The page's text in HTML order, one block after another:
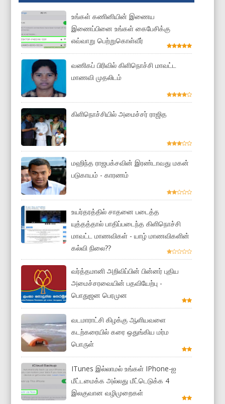
உங்கள் கணினியின் இணைய
இணைப்பினை உங்கள் கைபேசிக்கு
எவ்வாறு பெற்றுகொள்வீர்
வணிகப் பிரிவில் கிளிநொச்சி மாவட்ட
மாணவி முதலிடம்
கிளிநொச்சியில் அமைச்சர் ராஜித
மஹிந்த ராஜபக்சவின் இரண்டாவது மகன்
படுகாயம் - காரணம்
உயர்தரத்தில் சாதனை படைத்த
யுத்தத்தால் பாதிப்படைந்த கிளிநொச்சி
மாவட்ட மாணவிகள் - யாழ் மாணவிகளின்
கல்வி நிலை??
வர்த்தமானி அறிவிப்பின் பின்னர் புதிய
அமைச்சரவையின் பதவியேற்பு -
பொதுஜன பெரமுன
வடமாராட்சி கிழக்கு ஆளியவளை
கடற்கரையில் கரை ஒதுங்கிய மர்ம
பொருள்
ITunes இல்லாமல் உங்கள் IPhone-ஐ
மீட்டமைக்க அல்லது மீட்டெடுக்க 4
இலகுவான வழிமுறைகள்